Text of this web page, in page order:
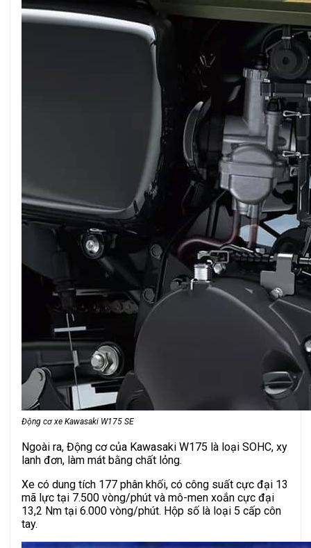
Động cơ xe Kawasaki W175 SE
Ngoài ra, Động cơ của Kawasaki W175 là loại SOHC, xy
lanh đơn, làm mát bằng chất lỏng.
Xe có dung tích 177 phân khối, có công suất cực đại 13
mã lực tại 7.500 vòng/phút và mô-men xoắn cực đại
13,2 Nm tại 6.000 vòng/phút. Hộp số là loại 5 cấp côn
tay.